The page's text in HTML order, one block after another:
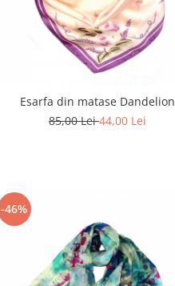
Esarfa din matase Dandelion
85,00 Lei44,00 Lei
-46%